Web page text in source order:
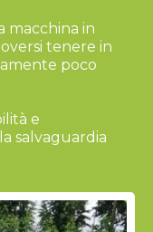
macchina in
tenere in
poco
e
salvaguardia